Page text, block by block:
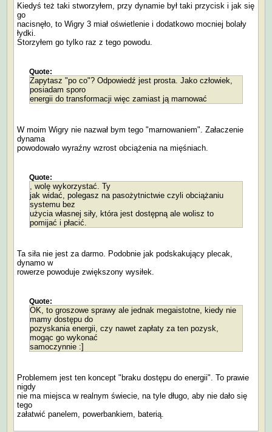
Kiedyś też taki stworzyłem, przy dynamie był taki przycisk i jak się
go
nacisnęło, to Wigry 3 miał oświetlenie i dodatkowo mocniej bolały
łydki.
Storzyłem go tylko raz z tego powodu.
Quote:
Zapytasz "po co"? Odpowiedź jest prosta. Jako człowiek,
posiadam sporo
energii do transformacji więc zamiast ją marnować
W moim Wigry nie nazwał bym tego "marnowaniem". Załaczenie
dynama
powodowało wyraźny wzrost obciążenia na mięśniach.
Quote:
, wolę wykorzystać. Ty
jak widać, polegasz na pasożytnictwie czyli obciążaniu
systemu bez
użycia własnej siły, która jest dostępną ale wolisz to
pomijać i płacić.
Ta siła nie jest za darmo. Podobnie jak podskakujący plecak,
dynamo w
rowerze powoduje zwiększony wysiłek.
Quote:
OK, to groszowe sprawy ale jednak megaistotne, kiedy nie
mamy dostępu do
pozyskania energii, czy nawet zapłaty za ten pozysk,
mogąc go wykonać
samoczynnie :]
Problemem jest ten koncept "braku dostępu do energii". To prawie
nigdy
nie ma miejsca w realnym świecie, na tyle długo, aby nie dało się
tego
załatwić panelem, powerbankiem, baterią.